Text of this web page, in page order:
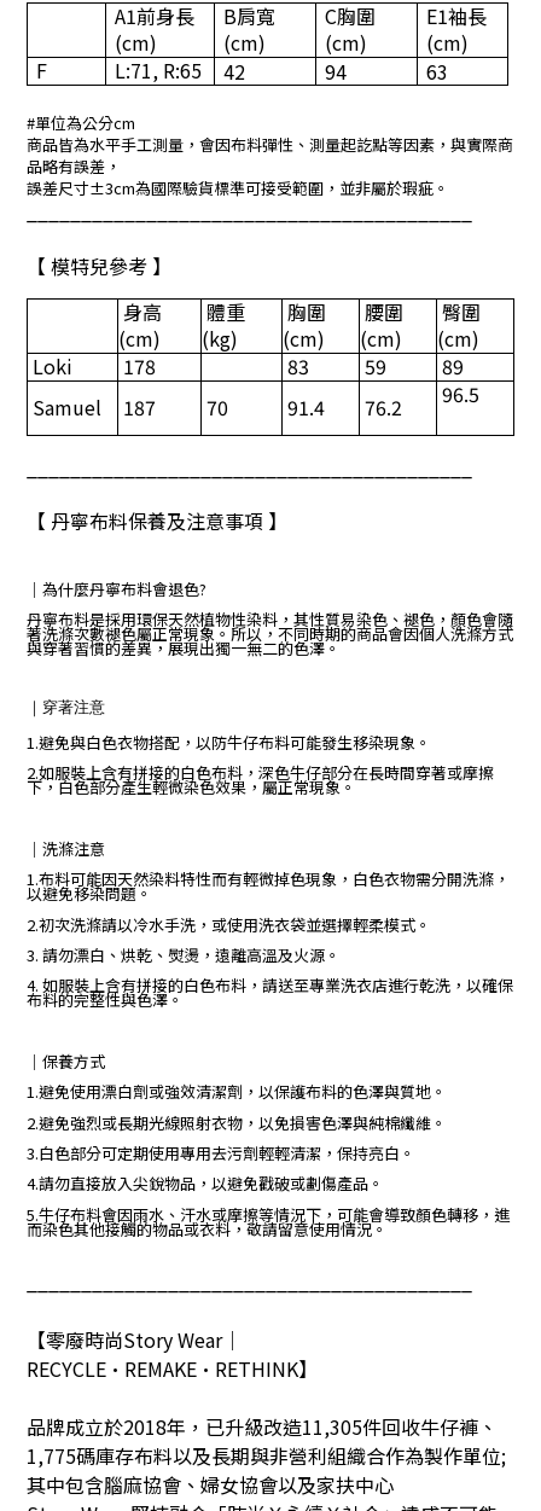
A1前身長
(cm)
B肩寬
(cm)
C胸圍
(cm)
E1袖長
(cm)
F
L:71, R:65 42 94 63
#單位為公分cm
商品皆為水平手工測量，會因布料彈性、測量起訖點等因素，與實際商
品略有誤差，
誤差尺寸±3cm為國際驗貨標準可接受範圍，並非屬於瑕疵。
【 模特兒參考 】
身高
(cm)
體重
(kg)
胸圍
(cm)
腰圍
(cm)
臀圍
(cm)
Loki
178 83 59
89
Samuel
187 70 91.4 76.2 96.5
【 丹寧布料保養及注意事項 】
｜ 為什麼丹寧布料會退色?
丹寧布料是採用環保天然植物性染料，其性質易染色、褪色，顏色會隨
著洗滌次數褪色屬正常現象。所以，不同時期的商品會因個人洗滌方式
與穿著習慣的差異，展現出獨一無二的色澤。
｜ 穿著注意
1.避免與白色衣物搭配，以防牛仔布料可能發生移染現象。
2.如服裝上含有拼接的白色布料，深色牛仔部分在長時間穿著或摩擦
下，白色部分產生輕微染色效果，屬正常現象。
｜ 洗滌注意
1.布料可能因天然染料特性而有輕微掉色現象，白色衣物需分開洗滌，
以避免移染問題。
2.初次洗滌請以冷水手洗，或使用洗衣袋並選擇輕柔模式。
3. 請勿漂白、烘乾、熨燙，遠離高溫及火源。
4. 如服裝上含有拼接的白色布料，請送至專業洗衣店進行乾洗，以確保
布料的完整性與色澤。
｜保養方式
1.避免使用漂白劑或強效清潔劑，以保護布料的色澤與質地。
2.避免強烈或長期光線照射衣物，以免損害色澤與純棉纖維。
3.白色部分可定期使用專用去污劑輕輕清潔，保持亮白。
4.請勿直接放入尖銳物品，以避免戳破或劃傷產品。
5.牛仔布料會因雨水、汗水或摩擦等情況下，可能會導致顏色轉移，進
而染色其他接觸的物品或衣料，敬請留意使用情況。
【零廢時尚Story Wear｜
RECYCLE•REMAKE•RETHINK】
品牌成立於2018年，已升級改造11,305件回收牛仔褲、
1,775碼庫存布料以及長期與非營利組織合作為製作單位;
其中包含腦麻協會、婦女協會以及家扶中心